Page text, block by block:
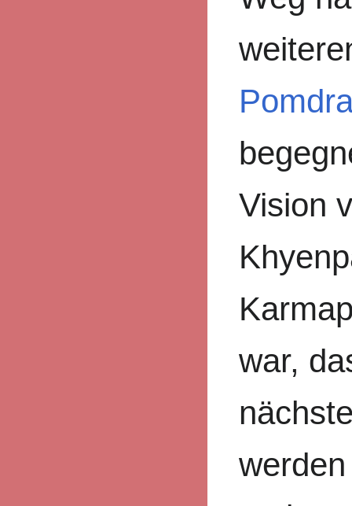
Vision
war,